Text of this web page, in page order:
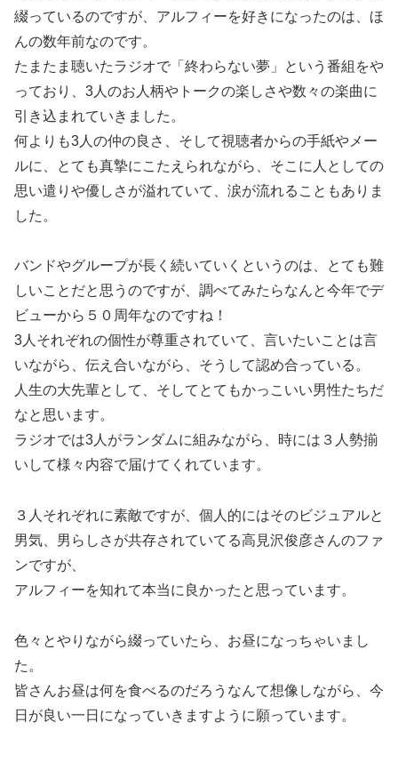
綴っているのですが、アルフィーを好きになったのは、ほ
んの数年前なのです。
たまたま聴いたラジオで「終わらない夢」という番組をや
っており、3人のお人柄やトークの楽しさや数々の楽曲に
引き込まれていきました。
何よりも3人の仲の良さ、そして視聴者からの手紙やメー
ルに、とても真摯にこたえられながら、そこに人としての
思い遣りや優しさが溢れていて、涙が流れることもありま
した。
バンドやグループが長く続いていくというのは、とても難
しいことだと思うのですが、調べてみたらなんと今年でデ
ビューから５０周年なのですね！
3人それぞれの個性が尊重されていて、言いたいことは言
いながら、伝え合いながら、そうして認め合っている。
人生の大先輩として、そしてとてもかっこいい男性たちだ
なと思います。
ラジオでは3人がランダムに組みながら、時には３人勢揃
いして様々内容で届けてくれています。
３人それぞれに素敵ですが、個人的にはそのビジュアルと
男気、男らしさが共存されていてる高見沢俊彦さんのファ
ンですが、
アルフィーを知れて本当に良かったと思っています。
色々とやりながら綴っていたら、お昼になっちゃいまし
た。
皆さんお昼は何を食べるのだろうなんて想像しながら、今
日が良い一日になっていきますように願っています。